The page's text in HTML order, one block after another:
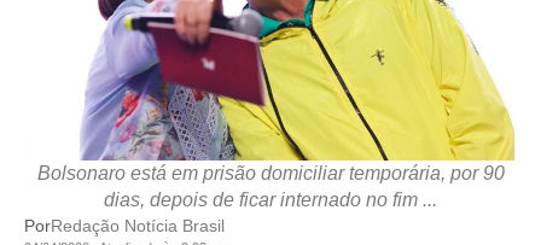
Bolsonaro está em prisão domiciliar temporária, por 90
dias, depois de ficar internado no fim ...
PorRedação Notícia Brasil